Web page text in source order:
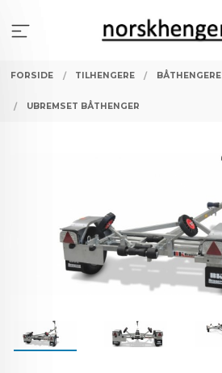
innholdet
FORSIDE TILHENGERE BÅTHENGERE
UBREMSET BÅTHENGER